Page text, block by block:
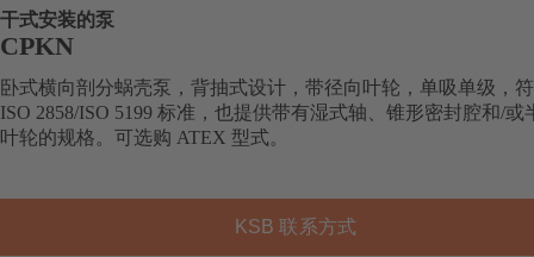
干式安装的泵
CPKN
卧式横向剖分蜗壳泵，背抽式设计，带径向叶轮，单吸单级，
ISO 2858/ISO 5199 标准，也提供带有湿式轴、锥形密封腔和/或
叶轮的规格。可选购 ATEX 型式。
KSB 联系方式